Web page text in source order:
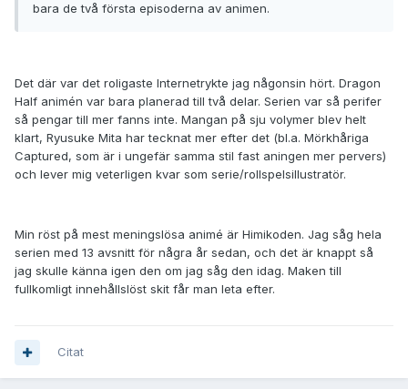
bara de två första episoderna av animen.
Det där var det roligaste Internetrykte jag någonsin hört. Dragon
Half animén var bara planerad till två delar. Serien var så perifer
så pengar till mer fanns inte. Mangan på sju volymer blev helt
klart, Ryusuke Mita har tecknat mer efter det (bl.a. Mörkhåriga
Captured, som är i ungefär samma stil fast aningen mer pervers)
och lever mig veterligen kvar som serie/rollspelsillustratör.
Min röst på mest meningslösa animé är Himikoden. Jag såg hela
serien med 13 avsnitt för några år sedan, och det är knappt så
jag skulle känna igen den om jag såg den idag. Maken till
fullkomligt innehållslöst skit får man leta efter.
Citat